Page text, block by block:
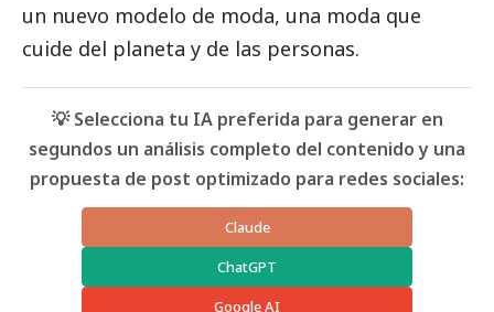
un nuevo modelo de moda, una moda que
cuide del planeta y de las personas.
💡 Selecciona tu IA preferida para generar en
segundos un análisis completo del contenido y una
propuesta de post optimizado para redes sociales:
Claude
ChatGPT
Google AI